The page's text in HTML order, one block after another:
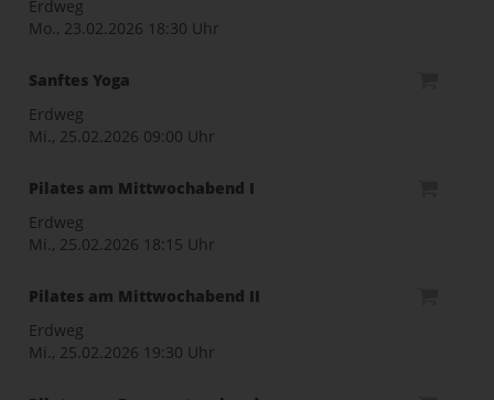
Erdweg
Mo., 23.02.2026 18:30 Uhr
Sanftes Yoga
Erdweg
Mi., 25.02.2026 09:00 Uhr
Pilates am Mittwochabend I
Erdweg
Mi., 25.02.2026 18:15 Uhr
Pilates am Mittwochabend II
Erdweg
Mi., 25.02.2026 19:30 Uhr